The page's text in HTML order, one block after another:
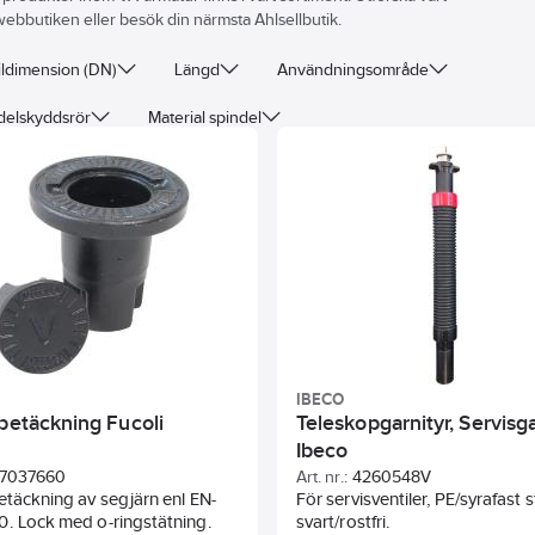
eller besök din närmsta Ahlsellbutik.
(DN) Längd Användningsområde
Material spindel
Fucoli
av segjärn enl EN-
Lock med o-ringstätning.
IBECO
Teleskopgarnityr,
Ibeco
Art. nr.: 4260548V
För servisventiler, PE/syrafast
svart/rostfri.